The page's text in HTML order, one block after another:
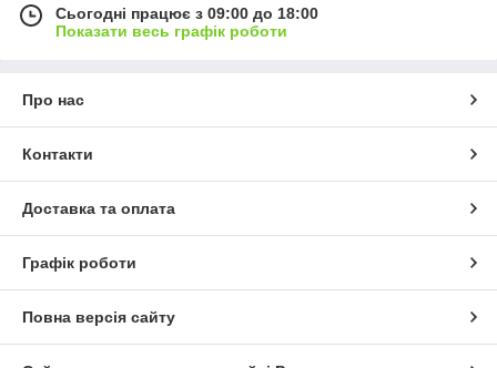
Сьогодні працює з 09:00 до 18:00
Показати весь графік роботи
Про нас
Контакти
Доставка та оплата
Графік роботи
Повна версія сайту